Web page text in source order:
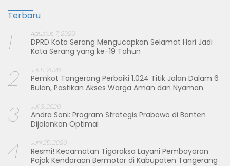
Terbaru
1 Agustus 7, 2026
DPRD Kota Serang Mengucapkan Selamat Hari Jadi
Kota Serang yang ke-19 Tahun
2 Juli 8, 2026
Pemkot Tangerang Perbaiki 1.024 Titik Jalan Dalam 6
Bulan, Pastikan Akses Warga Aman dan Nyaman
3 Juli 3, 2026
Andra Soni: Program Strategis Prabowo di Banten
Dijalankan Optimal
4 Juni 25, 2026
Resmi! Kecamatan Tigaraksa Layani Pembayaran
Pajak Kendaraan Bermotor di Kabupaten Tangerang